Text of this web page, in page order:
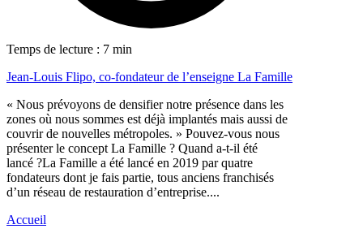
Temps de lecture : 7 min
Jean-Louis Flipo, co-fondateur de l’enseigne La Famille
« Nous prévoyons de densifier notre présence dans les
zones où nous sommes est déjà implantés mais aussi de
couvrir de nouvelles métropoles. » Pouvez-vous nous
présenter le concept La Famille ? Quand a-t-il été
lancé ?La Famille a été lancé en 2019 par quatre
fondateurs dont je fais partie, tous anciens franchisés
d’un réseau de restauration d’entreprise....
Accueil